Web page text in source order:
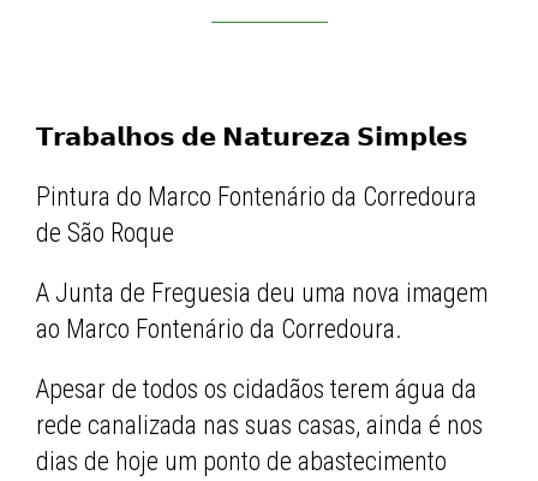
𝗧𝗿𝗮𝗯𝗮𝗹𝗵𝗼𝘀 𝗱𝗲 𝗡𝗮𝘁𝘂𝗿𝗲𝘇𝗮 𝗦𝗶𝗺𝗽𝗹𝗲𝘀
Pintura do Marco Fontenário da Corredoura
de São Roque
A Junta de Freguesia deu uma nova imagem
ao Marco Fontenário da Corredoura.
Apesar de todos os cidadãos terem água da
rede canalizada nas suas casas, ainda é nos
dias de hoje um ponto de abastecimento